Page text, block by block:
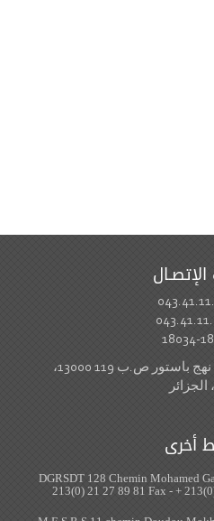
22، شارع أبي عياد عبد الكريم نهج باستور ص.ب 119 13000،
أخرى
DGRSDT 128 Chemin Mohamed
213(0) 21 27 89 81 Fax - +